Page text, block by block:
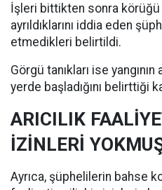
İşleri bittikten sonra
ayrıldıklarını iddia eden
etmedikleri belirtildi.
Görgü tanıkları ise
yerde başladığını belirttiği
ARICILIK
İZİNLERİ
Ayrıca, şüphelilerin bahse